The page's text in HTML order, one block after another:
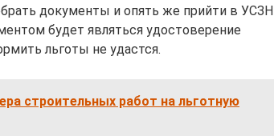
документы и опять же прийти в УСЗН
будет являться удостоверение
льготы не удастся.
строительных работ на льготную